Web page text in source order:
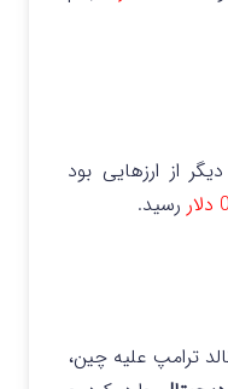
از ارزهایی بود
رسید.
درصدی دونالد ترامپ علیه چین،